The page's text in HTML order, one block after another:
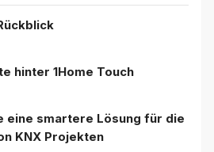
hinter 1Home Touch
eine smartere Lösung für die
KNX Projekten